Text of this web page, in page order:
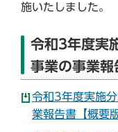
施いたしました。
令和3年度実
事業の事業報
令和3年度実施
業報告書【概要